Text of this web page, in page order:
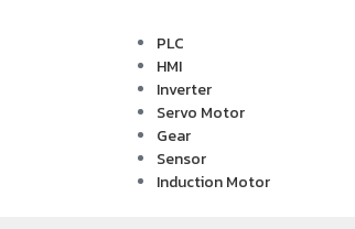
PLC
HMI
Inverter
Servo Motor
Gear
Sensor
Induction Motor